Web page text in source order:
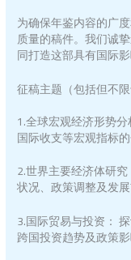
为确保年鉴内容的广
质量的稿件。我们诚
同打造这部具有国际
征稿主题（包括但不限
1.全球宏观经济形势
国际收支等宏观指标的
2.世界主要经济体研
状况、政策调整及发展
3.国际贸易与投资：
跨国投资趋势及政策影